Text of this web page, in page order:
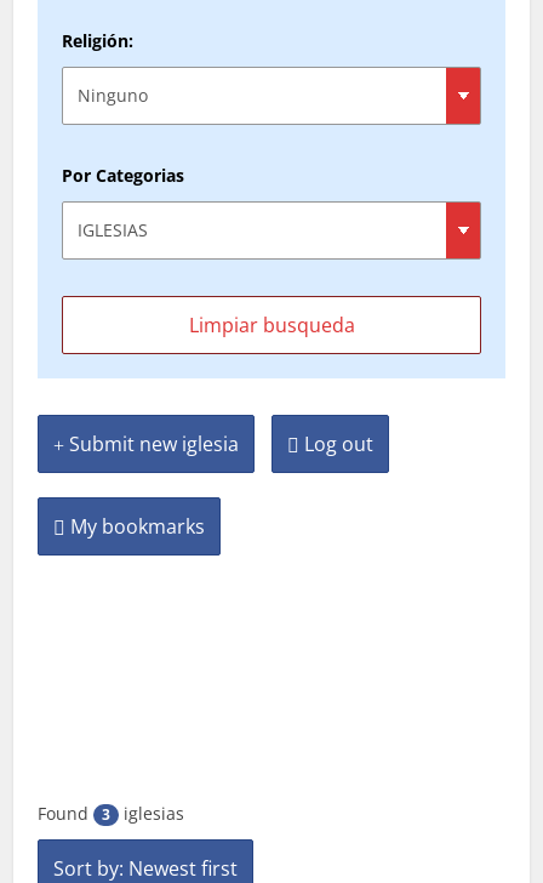
Religión:
Por Categorias
Submit new iglesia Log out
My bookmarks
Found 3 iglesias
Sort by: Newest first